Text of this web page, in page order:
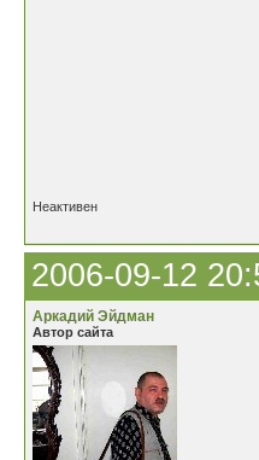
Неактивен
2006-09-12
Аркадий Эйдман
Автор сайта